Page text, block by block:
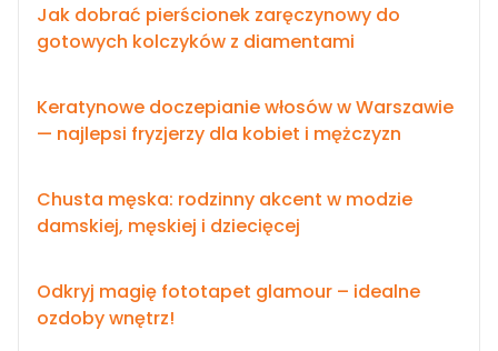
Jak dobrać pierścionek zaręczynowy do
gotowych kolczyków z diamentami
Keratynowe doczepianie włosów w Warszawie
— najlepsi fryzjerzy dla kobiet i mężczyzn
Chusta męska: rodzinny akcent w modzie
damskiej, męskiej i dziecięcej
Odkryj magię fototapet glamour – idealne
ozdoby wnętrz!